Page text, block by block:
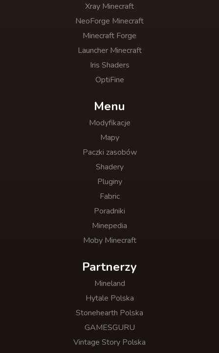
Xray Minecraft
NeoForge Minecraft
Minecraft Forge
Launcher Minecraft
Iris Shaders
OptiFine
Menu
Modyfikacje
Mapy
Paczki zasobów
Shadery
Pluginy
Fabric
Poradniki
Minepedia
Moby Minecraft
Partnerzy
Mineland
Hytale Polska
Stonehearth Polska
GAMESGURU
Vintage Story Polska